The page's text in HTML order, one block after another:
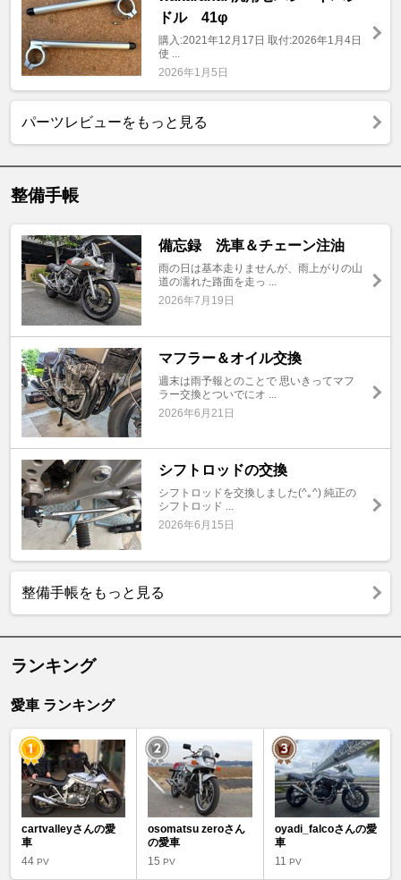
ドル 41φ
購入:2021年12月17日 取付:2026年1月4日
使 ...
2026年1月5日
パーツレビューをもっと見る
整備手帳
備忘録 洗車＆チェーン注油
雨の日は基本走りませんが、雨上がりの山
道の濡れた路面を走っ ...
2026年7月19日
マフラー＆オイル交換
週末は雨予報とのことで 思いきってマフ
ラー交換とついでにオ ...
2026年6月21日
シフトロッドの交換
シフトロッドを交換しました(^｡^) 純正の
シフトロッド ...
2026年6月15日
整備手帳をもっと見る
ランキング
愛車 ランキング
cartvalleyさんの愛
車
44 PV
osomatsu zeroさん
の愛車
15PV
oyadi_falcoさんの愛
車
11 PV